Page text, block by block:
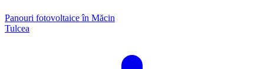
Panouri fotovoltaice în Măcin
Tulcea